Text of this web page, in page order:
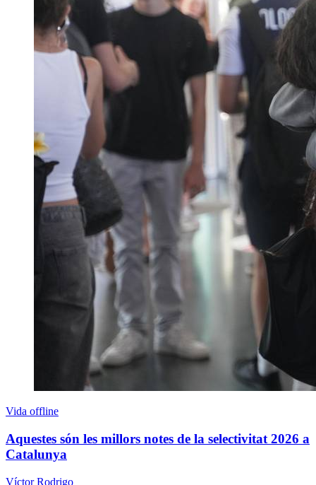
Vida offline
Aquestes són les millors notes de la selectivitat 2026 a
Catalunya
Víctor Rodrigo